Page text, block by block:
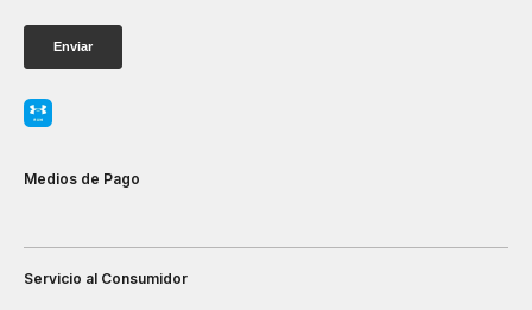
Medios de Pago
Servicio al Consumidor